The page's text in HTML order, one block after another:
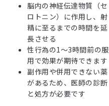
脳内の神経伝達物質（セ
ロトニン）に作用し、射
精に至るまでの時間を延
長させる
性行為の1～3時間前の服
用で効果が期待できます
副作用や併用できない薬
があるため、医師の診断
と処方が必要です